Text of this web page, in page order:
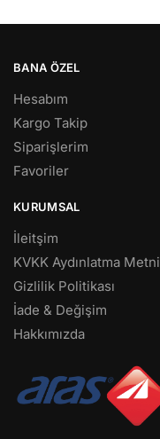
BANA ÖZEL
Hesabım
Kargo Takip
Siparişlerim
Favoriler
KURUMSAL
İleitşim
KVKK Aydınlatma Metni
Gizlilik Politikası
İade & Değişim
Hakkımızda